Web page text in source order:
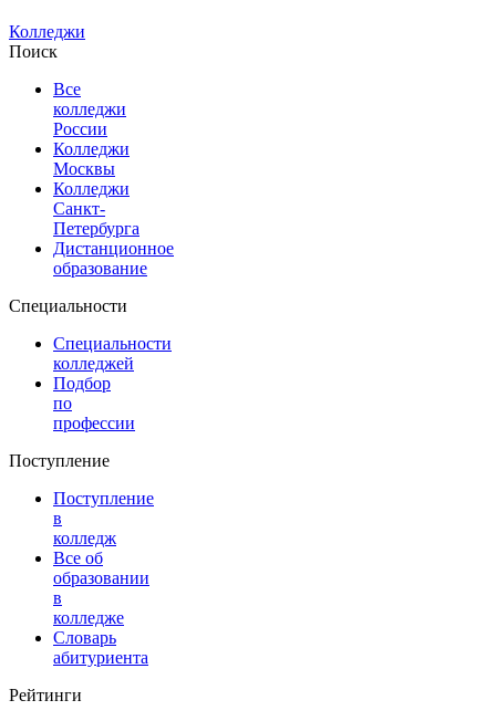
Колледжи
Поиск
Все
колледжи
России
Колледжи
Москвы
Колледжи
Санкт-
Петербурга
Дистанционное
образование
Специальности
Специальности
колледжей
Подбор
по
профессии
Поступление
Поступление
в
колледж
Все об
образовании
в
колледже
Словарь
абитуриента
Рейтинги